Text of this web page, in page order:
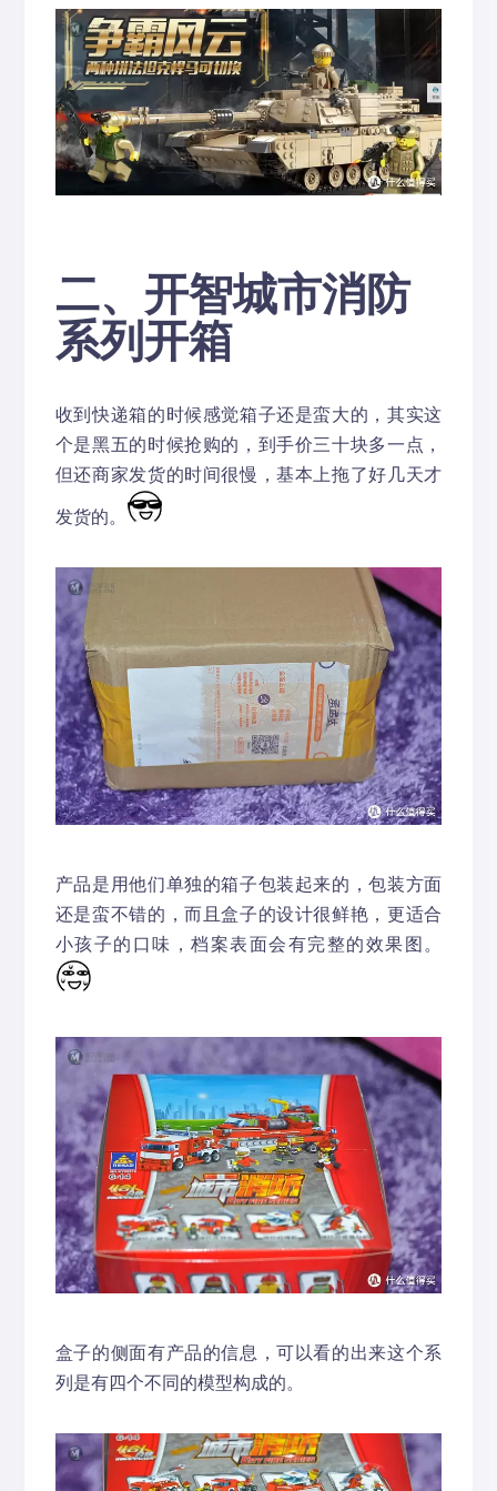
二、开智城市消防
系列开箱
收到快递箱的时候感觉箱子还是蛮大的，其实这
个是黑五的时候抢购的，到手价三十块多一点，
但还商家发货的时间很慢，基本上拖了好几天才
发货的。
产品是用他们单独的箱子包装起来的，包装方面
还是蛮不错的，而且盒子的设计很鲜艳，更适合
小孩子的口味，档案表面会有完整的效果图。
盒子的侧面有产品的信息，可以看的出来这个系
列是有四个不同的模型构成的。